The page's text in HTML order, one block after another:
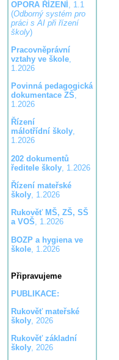
OPORA ŘÍZENÍ , 1.1
(Odborný systém pro
práci s AI při řízení
školy)
Pracovněprávní
vztahy ve škole,
1.2026
Povinná pedagogická
dokumentace ZŠ,
1.2026
Řízení
málotřídní školy,
1.2026
202 dokumentů
ředitele školy, 1.2026
Řízení mateřské
školy, 1.2026
Rukověť MŠ, ZŠ, SŠ
a VOŠ, 1.2026
BOZP a hygiena ve
škole, 1.2026
Připravujeme
PUBLIKACE:
Rukověť mateřské
školy, 2026
Rukověť základní
školy, 2026